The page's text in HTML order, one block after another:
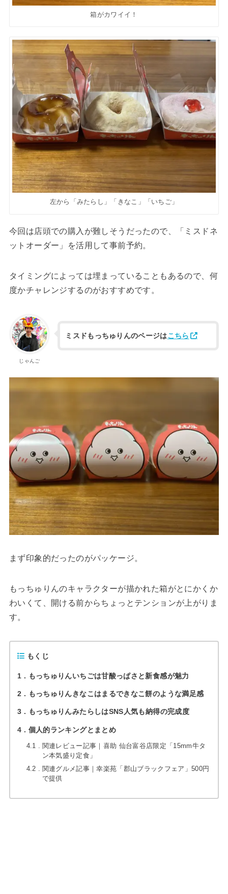
箱がカワイイ！
左から「みたらし」「きなこ」「いちご」
今回は店頭での購入が難しそうだったので、「ミスドネ
ットオーダー」を活用して事前予約。
タイミングによっては埋まっていることもあるので、何
度かチャレンジするのがおすすめです。
じゃんご
ミスドもっちゅりんのページはこちら
まず印象的だったのがパッケージ。
もっちゅりんのキャラクターが描かれた箱がとにかくか
わいくて、開ける前からちょっとテンションが上がりま
す。
もくじ
1 もっちゅりんいちごは甘酸っぱさと新食感が魅力
2 もっちゅりんきなこはまるできなこ餅のような満足感
3 もっちゅりんみたらしはSNS人気も納得の完成度
4 個人的ランキングとまとめ
4.1
関連レビュー記事｜喜助 仙台富谷店限定「15mm牛タ
ン本気盛り定食」
4.2
関連グルメ記事｜幸楽苑「郡山ブラックフェア」500円
で提供